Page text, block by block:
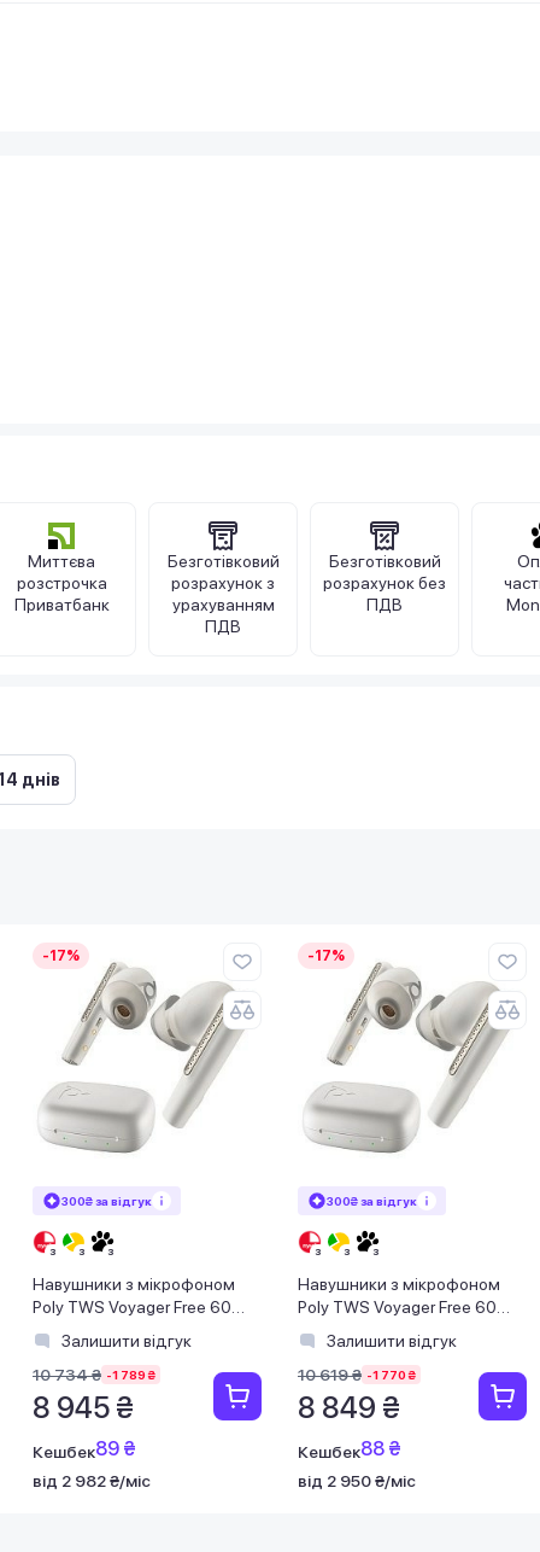
Миттєва
розстрочка
Приватбанк
Безготівковий
розрахунок з
урахуванням
ПДВ
Безготівковий
розрахунок без
ПДВ
днів
-17%
300₴ за відгук
Навушники з мікрофоном
Poly TWS Voyager Free 60
Earbuds + BT700C + BCHC
White
Залишити відгук
10 734 ₴ -1 789 ₴
8 945 ₴
Кешбек89 ₴
від 2 982 ₴/міс
-17%
300₴ за відгук
Навушники з мікрофоном
Poly TWS Voyager Free 60
Earbuds + BT700A + BCHC
White
Залишити відгук
10 619 ₴ -1 770 ₴
8 849 ₴
Кешбек88 ₴
від 2 950 ₴/міс